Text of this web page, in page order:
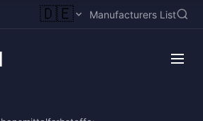
🇩🇪 Manufacturers List